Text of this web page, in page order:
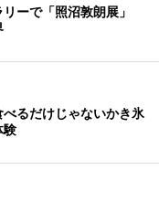
リーで「照沼敦朗展」
るだけじゃないかき氷
験